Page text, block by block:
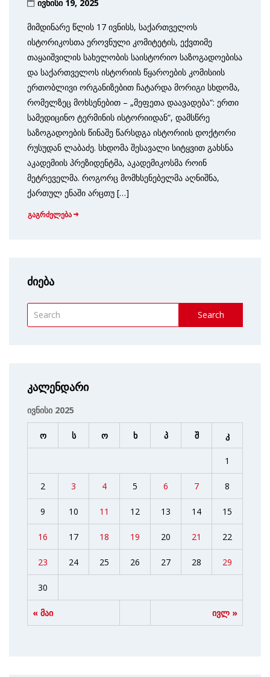
ივნისი 19, 2025
მიმდინარე წლის 17 ივნისს, საქართველოს
ისტორიკოსთა ეროვნული კომიტეტის, ექვთიმე
თაყაიშვილის სახელობის საისტორიო საზოგადოებისა
და საქართველოს ისტორიის წყაროების კომისიის
ერთობლივი ორგანიზებით ჩატარდა მორიგი სხდომა,
რომელზეც მოხსენებით – „მეფეთა დაავადება“: ერთი
სამედიცინო ტერმინის ისტორიიდან“, დამსწრე
საზოგადოების წინაშე წარსდგა ისტორიის დოქტორი
რუსუდან ლაბაძე. სხდომა შესავალი სიტყვით გახსნა
აკადემიის პრეზიდენტმა, აკადემიკოსმა როინ
მეტრეველმა. როგორც მომხსენებელმა აღნიშნა,
ქართულ ენაში არცთუ […]
გაგრძელება
ძიება
Search
კალენდარი
ივნისი 2025
ო ს ო ხ პ შ კ
« მაი ივლ »
1
2 3 4 5 6 7 8
9 10 11 12 13 14 15
16 17 18 19 20 21 22
23 24 25 26 27 28 29
30